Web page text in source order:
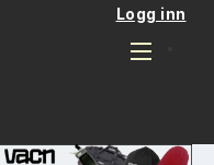
Logg inn